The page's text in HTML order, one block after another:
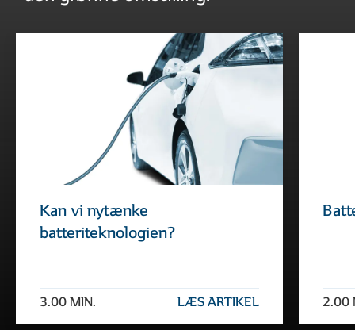
Kan vi nytænke
batteriteknologien?
3.00 MIN. LÆS ARTIKEL 2.00